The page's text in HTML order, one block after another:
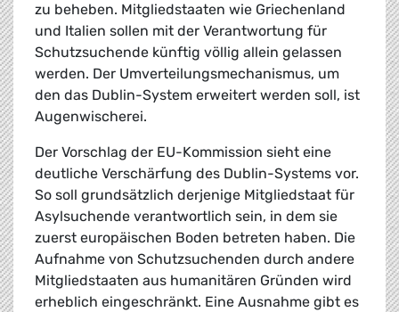
zu beheben. Mitgliedstaaten wie Griechenland
und Italien sollen mit der Verantwortung für
Schutzsuchende künftig völlig allein gelassen
werden. Der Umverteilungsmechanismus, um
den das Dublin-System erweitert werden soll, ist
Augenwischerei.
Der Vorschlag der EU-Kommission sieht eine
deutliche Verschärfung des Dublin-Systems vor.
So soll grundsätzlich derjenige Mitgliedstaat für
Asylsuchende verantwortlich sein, in dem sie
zuerst europäischen Boden betreten haben. Die
Aufnahme von Schutzsuchenden durch andere
Mitgliedstaaten aus humanitären Gründen wird
erheblich eingeschränkt. Eine Ausnahme gibt es